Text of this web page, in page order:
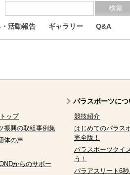
活動報告 ギャラリー Q&A
ップ
振興の取組事例集
体の声
からのサポー
パラスポーツにつ
競技紹介
はじめてのパラス
完全版！
パラスポーツクイ
う！
パラアスリート6